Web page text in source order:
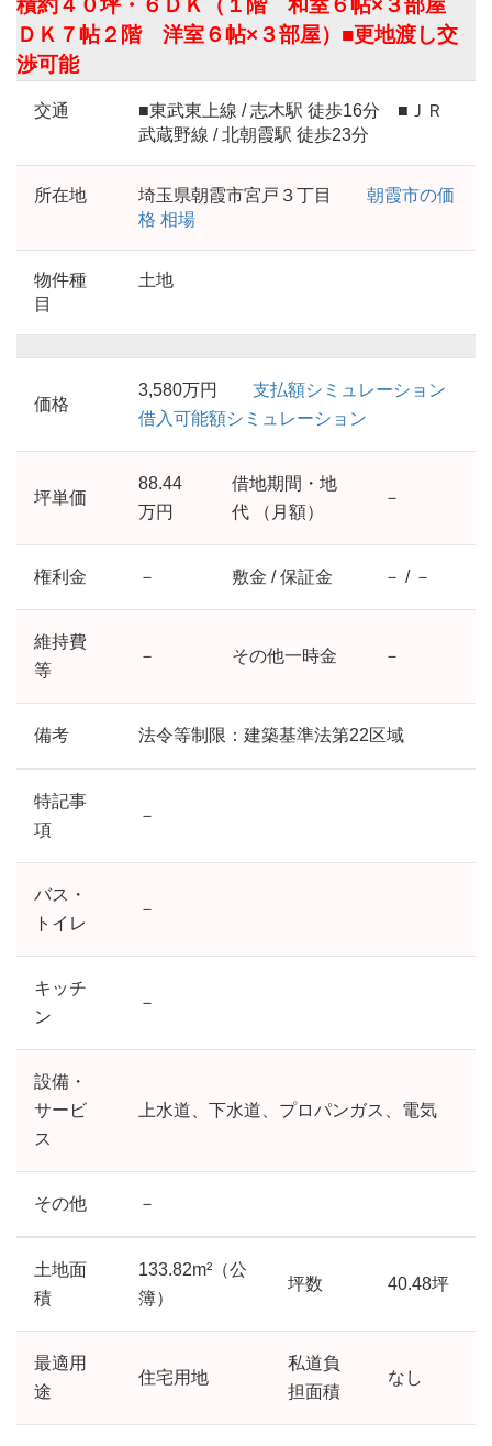
積約４０坪・６ＤＫ（１階 和室６帖×３部屋
ＤＫ７帖２階 洋室６帖×３部屋）■更地渡し交
渉可能
交通
■東武東上線 / 志木駅 徒歩16分 ■ＪＲ
武蔵野線 / 北朝霞駅 徒歩23分
所在地 埼玉県朝霞市宮戸３丁目 朝霞市の価
格 相場
物件種
目
土地
価格
3,580万円 支払額シミュレーション
借入可能額シミュレーション
坪単価
88.44
万円
借地期間・地
代 （月額）
－
権利金 － 敷金 / 保証金 － / －
維持費
等
－ その他一時金 －
備考 法令等制限：建築基準法第22区域
特記事
項
－
バス・
トイレ
－
キッチ
ン
－
設備・
サービ
ス
上水道、下水道、プロパンガス、電気
その他 －
土地面
積
133.82m²（公
簿）
坪数 40.48坪
最適用
途
住宅用地
私道負
担面積
なし